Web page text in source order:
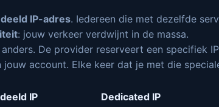
IP-adres. Iedereen die met dezelfde
: jouw verkeer verdwijnt in de massa.
De provider reserveert een specifiek
account. Elke keer dat je met die
IP
Dedicated IP